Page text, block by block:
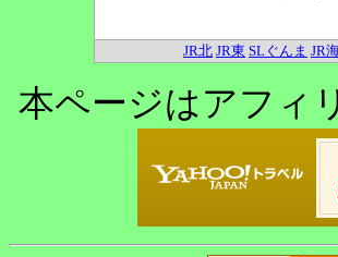
JR北 JR東 SLぐんま JR
本ページはアフィ